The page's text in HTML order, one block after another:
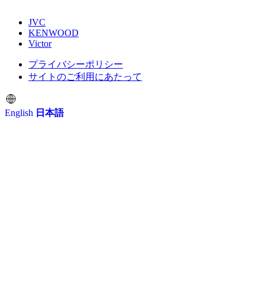
方針
KENWOOD